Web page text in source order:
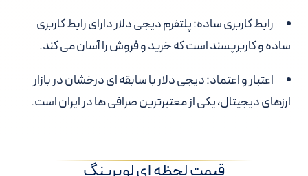
رابط کاربری ساده:پلتفرم دیجی دلار دارای رابط کاربری
ساده و کاربرپسند است که خرید و فروش را آسان می کند.
اعتبار و اعتماد:دیجی دلار با سابقه ای درخشان در بازار
ارزهای دیجیتال، یکی از معتبرترین صرافی ها در ایران است.